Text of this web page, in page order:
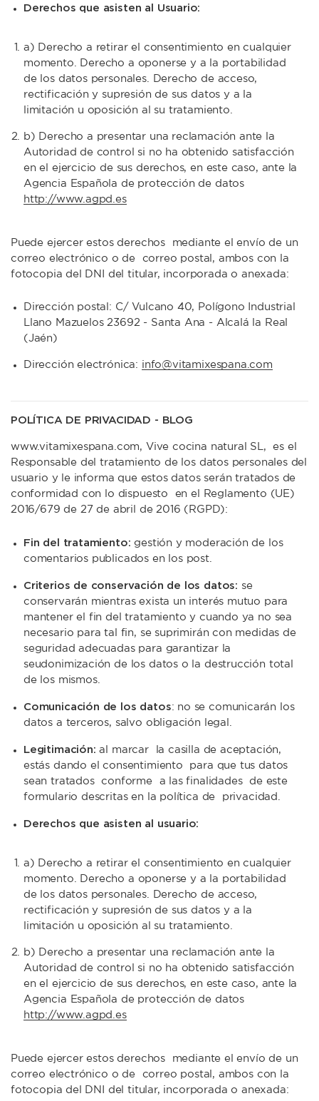
Derechos que asisten al Usuario:
a) Derecho a retirar el consentimiento en cualquier
momento. Derecho a oponerse y a la portabilidad
de los datos personales. Derecho de acceso,
rectificación y supresión de sus datos y a la
limitación u oposición al su tratamiento.
b) Derecho a presentar una reclamación ante la
Autoridad de control si no ha obtenido satisfacción
en el ejercicio de sus derechos, en este caso, ante la
Agencia Española de protección de datos
http://www.agpd.es
Puede ejercer estos derechos mediante el envío de un
correo electrónico o de correo postal, ambos con la
fotocopia del DNI del titular, incorporada o anexada:
Dirección postal: C/ Vulcano 40, Polígono Industrial
Llano Mazuelos 23692 - Santa Ana - Alcalá la Real
(Jaén)
Dirección electrónica: info@vitamixespana.com
POLÍTICA DE PRIVACIDAD - BLOG
www.vitamixespana.com, Vive cocina natural SL, es el
Responsable del tratamiento de los datos personales del
usuario y le informa que estos datos serán tratados de
conformidad con lo dispuesto en el Reglamento (UE)
2016/679 de 27 de abril de 2016 (RGPD):
Fin del tratamiento: gestión y moderación de los
comentarios publicados en los post.
Criterios de conservación de los datos: se
conservarán mientras exista un interés mutuo para
mantener el fin del tratamiento y cuando ya no sea
necesario para tal fin, se suprimirán con medidas de
seguridad adecuadas para garantizar la
seudonimización de los datos o la destrucción total
de los mismos.
Comunicación de los datos: no se comunicarán los
datos a terceros, salvo obligación legal.
Legitimación: al marcar la casilla de aceptación,
estás dando el consentimiento para que tus datos
sean tratados conforme a las finalidades de este
formulario descritas en la política de privacidad.
Derechos que asisten al usuario:
a) Derecho a retirar el consentimiento en cualquier
momento. Derecho a oponerse y a la portabilidad
de los datos personales. Derecho de acceso,
rectificación y supresión de sus datos y a la
limitación u oposición al su tratamiento.
b) Derecho a presentar una reclamación ante la
Autoridad de control si no ha obtenido satisfacción
en el ejercicio de sus derechos, en este caso, ante la
Agencia Española de protección de datos
http://www.agpd.es
Puede ejercer estos derechos mediante el envío de un
correo electrónico o de correo postal, ambos con la
fotocopia del DNI del titular, incorporada o anexada: